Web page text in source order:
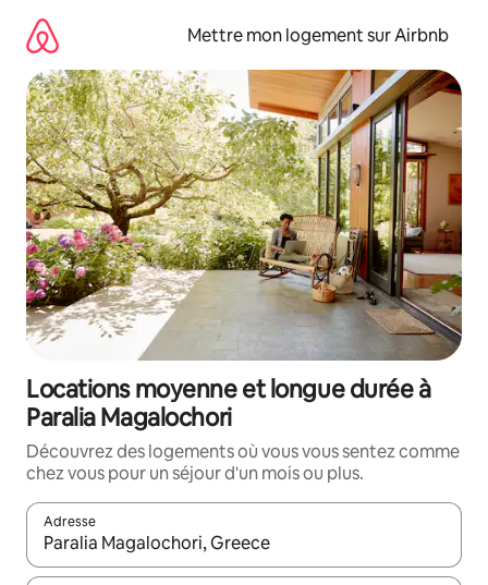
directement
contenu
Mettre mon logement sur Airbnb
Locations moyenne et longue durée à
Paralia Magalochori
Découvrez des logements où vous vous sentez comme
chez vous pour un séjour d'un mois ou plus.
Adresse
Lorsque les résultats s'affichent, utilisez les flèches vers le